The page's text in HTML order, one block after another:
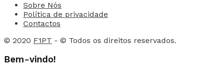
Sobre Nós
Política de privacidade
Contactos
© 2020 F1PT - © Todos os direitos reservados.
Bem-vindo!